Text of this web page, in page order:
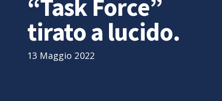
“Task Force”
tirato a lucido.
13 Maggio 2022